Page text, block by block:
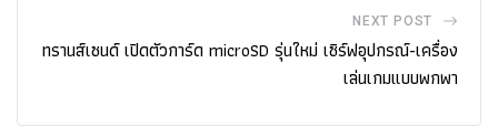
NEXT POST
ทรานส์เซนด์ เปิดตัวการ์ด microSD รุ่นใหม่ เซิร์ฟอุปกรณ์-เครื่อง
เล่นเกมแบบพกพา